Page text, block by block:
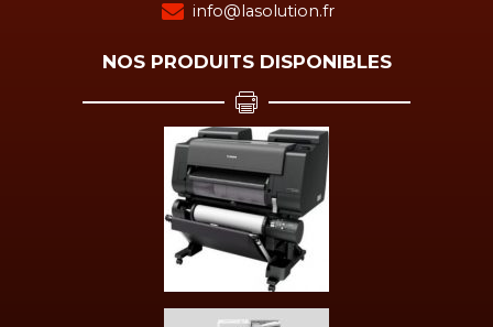
info@lasolution.fr
NOS PRODUITS DISPONIBLES